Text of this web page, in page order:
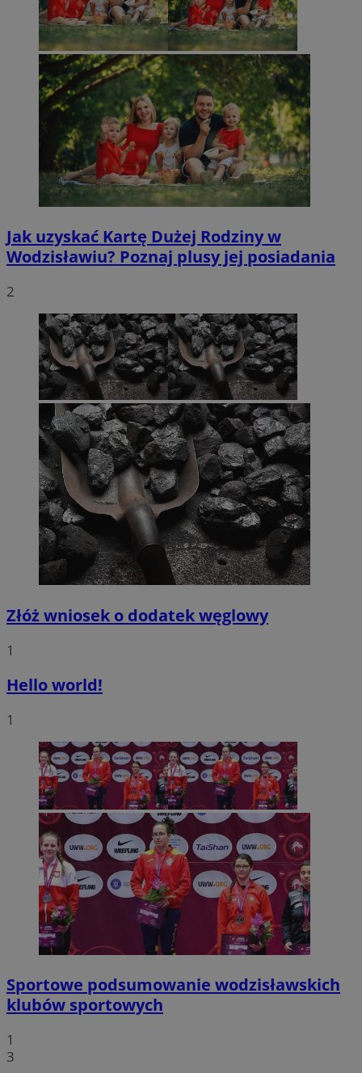
Jak uzyskać Kartę Dużej Rodziny w
Wodzisławiu? Poznaj plusy jej posiadania
2
Złóż wniosek o dodatek węglowy
1
Hello world!
1
Sportowe podsumowanie wodzisławskich
klubów sportowych
1
3